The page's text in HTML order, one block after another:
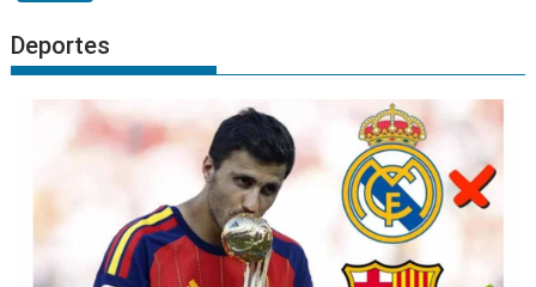
Deportes